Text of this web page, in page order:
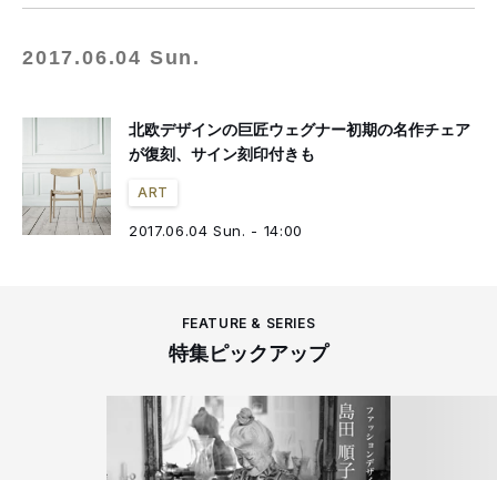
2017.06.04 Sun.
北欧デザインの巨匠ウェグナー初期の名作チェア
が復刻、サイン刻印付きも
ART
2017.06.04 Sun. - 14:00
FEATURE & SERIES
特集ピックアップ